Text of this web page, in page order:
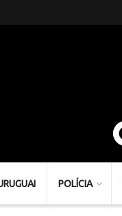
POLÍCIA